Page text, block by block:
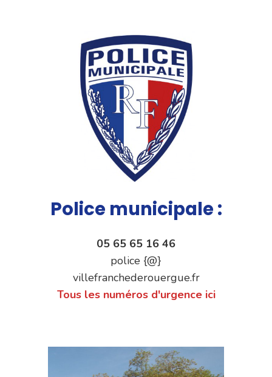
Police municipale :
05 65 65 16 46
police {@}
villefranchederouergue.fr
Tous les numéros d'urgence ici